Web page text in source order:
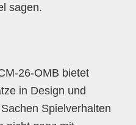
sagen.
26-OMB bietet
in Design und
Spielverhalten